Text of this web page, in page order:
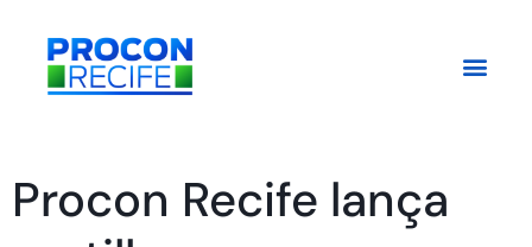
Procon Recife lança